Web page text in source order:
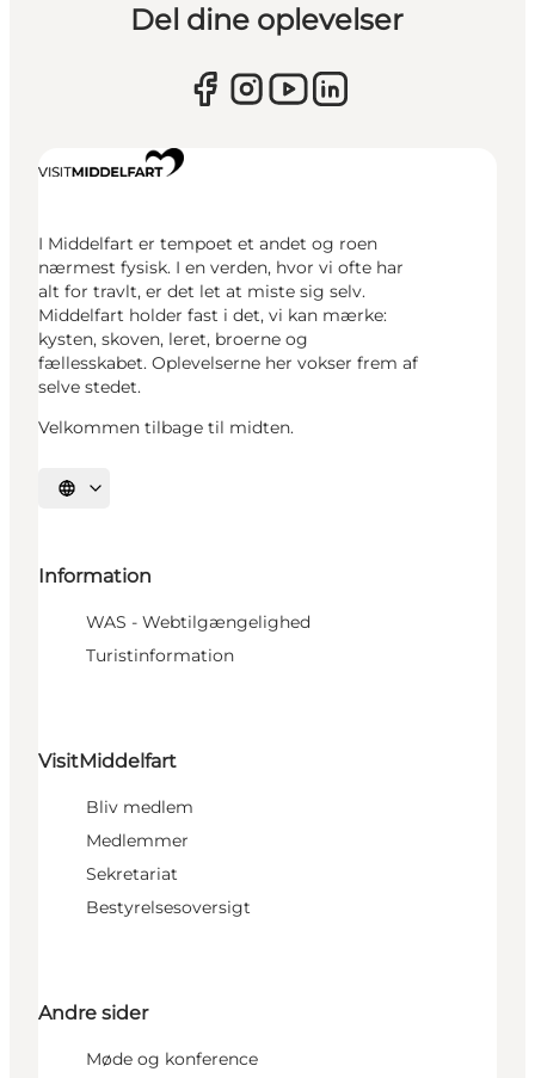
Del dine oplevelser
I Middelfart er tempoet et andet og roen
nærmest fysisk. I en verden, hvor vi ofte har
alt for travlt, er det let at miste sig selv.
Middelfart holder fast i det, vi kan mærke:
kysten, skoven, leret, broerne og
fællesskabet. Oplevelserne her vokser frem af
selve stedet.
Velkommen tilbage til midten.
Vælg sprog
Information
WAS - Webtilgængelighed
Turistinformation
VisitMiddelfart
Bliv medlem
Medlemmer
Sekretariat
Bestyrelsesoversigt
Andre sider
Møde og konference